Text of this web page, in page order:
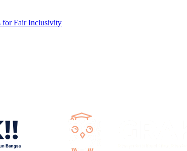
for Fair Inclusivity